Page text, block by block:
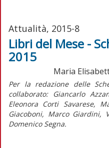
Attualità, 2015-8
Libri del Mese -
2015
Maria
Per la redazione delle
collaborato: Giancarlo
Eleonora Corti Savarese,
Giacoboni, Marco Giardini,
Domenico Segna.